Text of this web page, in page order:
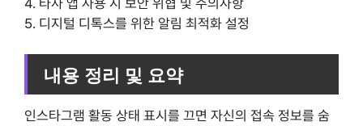
5. 디지털 디톡스를 위한 알림 최적화 설정
내용 정리 및 요약
인스타그램 활동 상태 표시를 끄면 자신의 접속 정보를 숨